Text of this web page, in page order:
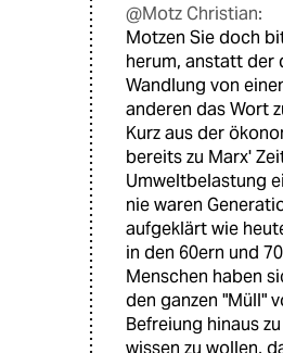
@Motz Christian:
Motzen Sie doch
herum, anstatt der
Wandlung von
anderen das Wort
Kurz aus der
bereits zu Marx'
Umweltbelastung
nie waren
aufgeklärt wie
in den 60ern und
Menschen haben
den ganzen "Müll"
Befreiung hinaus
wissen zu wollen,